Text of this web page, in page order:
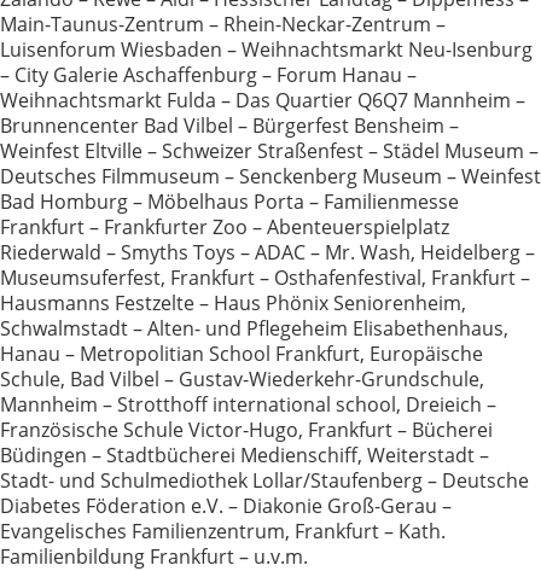
Main-Taunus-Zentrum – Rhein-Neckar-Zentrum –
Luisenforum Wiesbaden – Weihnachtsmarkt Neu-Isenburg
– City Galerie Aschaffenburg – Forum Hanau –
Weihnachtsmarkt Fulda – Das Quartier Q6Q7 Mannheim –
Brunnencenter Bad Vilbel – Bürgerfest Bensheim –
Weinfest Eltville – Schweizer Straßenfest – Städel Museum –
Deutsches Filmmuseum – Senckenberg Museum – Weinfest
Bad Homburg – Möbelhaus Porta – Familienmesse
Frankfurt – Frankfurter Zoo – Abenteuerspielplatz
Riederwald – Smyths Toys – ADAC – Mr. Wash, Heidelberg –
Museumsuferfest, Frankfurt – Osthafenfestival, Frankfurt –
Hausmanns Festzelte – Haus Phönix Seniorenheim,
Schwalmstadt – Alten- und Pflegeheim Elisabethenhaus,
Hanau – Metropolitian School Frankfurt, Europäische
Schule, Bad Vilbel – Gustav-Wiederkehr-Grundschule,
Mannheim – Strotthoff international school, Dreieich –
Französische Schule Victor-Hugo, Frankfurt – Bücherei
Büdingen – Stadtbücherei Medienschiff, Weiterstadt –
Stadt- und Schulmediothek Lollar/Staufenberg – Deutsche
Diabetes Föderation e.V. – Diakonie Groß-Gerau –
Evangelisches Familienzentrum, Frankfurt – Kath.
Familienbildung Frankfurt – u.v.m.